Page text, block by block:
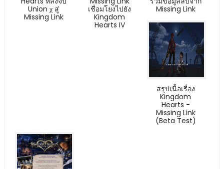
Union χ สู่
Missing Link
เชื่อมโยงไปยัง
Kingdom
Hearts IV
Missing Link
สรุปเนื้อเรื่อง
Kingdom
Hearts -
Missing Link
(Beta Test)